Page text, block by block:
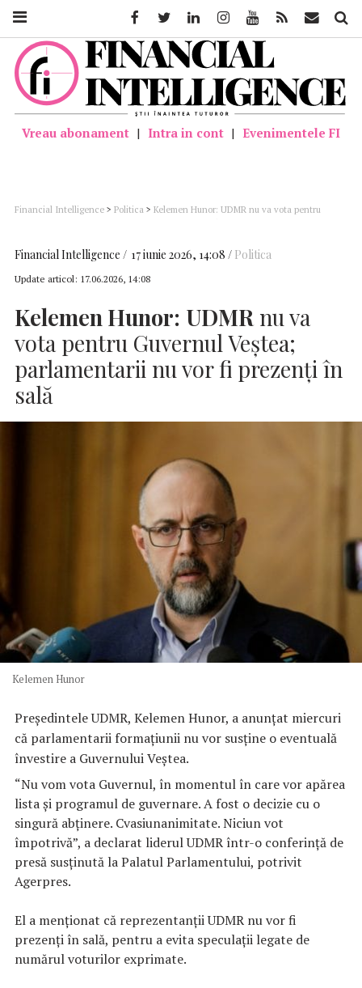
Vreau abonament | Intra in cont | Evenimentele FI
Financial Intelligence > Politica > Kelemen Hunor: UDMR nu va vota pentru
Financial Intelligence 17 iunie 2026, 14:08 Politica
Update articol: 17.06.2026, 14:08
Kelemen Hunor: UDMRnu va
vota pentru Guvernul Veştea;
parlamentarii nu vor fi prezenţi în
sală
Kelemen Hunor
Preşedintele UDMR, Kelemen Hunor, a anunţat miercuri
că parlamentarii formaţiunii nu vor susţine o eventuală
învestire a Guvernului Veştea.
“Nu vom vota Guvernul, în momentul în care vor apărea
lista şi programul de guvernare. A fost o decizie cu o
singură abţinere. Cvasiunanimitate. Niciun vot
împotrivă”, a declarat liderul UDMR într-o conferinţă de
presă susţinută la Palatul Parlamentului, potrivit
Agerpres.
El a menţionat că reprezentanţii UDMR nu vor fi
prezenţi în sală, pentru a evita speculaţii legate de
numărul voturilor exprimate.
FacebookTwitter LinkedinInstagramYoutube Feed Mail